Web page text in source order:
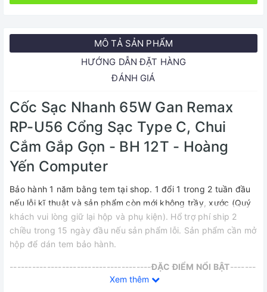
MÔ TẢ SẢN PHẨM
HƯỚNG DẪN ĐẶT HÀNG
ĐÁNH GIÁ
Cốc Sạc Nhanh 65W Gan Remax
RP-U56 Cổng Sạc Type C, Chui
Cắm Gắp Gọn - BH 12T - Hoàng
Yến Computer
Bảo hành 1 năm bằng tem tại shop. 1 đổi 1 trong 2 tuần đầu
nếu lỗi kĩ thuật và sản phẩm còn mới không trầy, xước (Quý
khách vui lòng giữ lại hộp và phụ kiện). Hổ trợ phí ship 2
chiều trong 15 ngày đầu nếu sản phẩm lỗi. Sản phẩm cần mở
hộp để dán tem bảo hành.
--------------------------------------ĐẶC ĐIỂM NỔI BẬT-------
-------------------------------Xem thêm